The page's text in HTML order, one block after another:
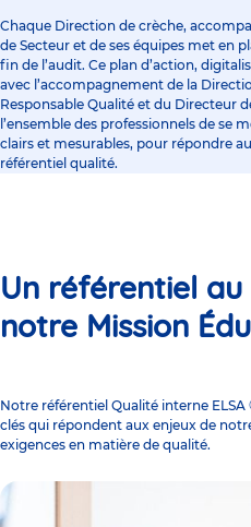
Chaque Direction de crèche,
de Secteur et de ses équipes met en
fin de l’audit. Ce plan d’action,
avec l’accompagnement de la
Responsable Qualité et du Directeur
l’ensemble des professionnels de se
clairs et mesurables, pour répondre
référentiel qualité.
Un référentiel
notre Mission
Notre référentiel Qualité interne
clés qui répondent aux enjeux de
exigences en matière de qualité.